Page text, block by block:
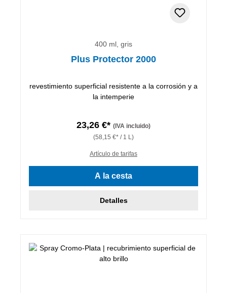
400 ml, gris
Plus Protector 2000
revestimiento superficial resistente a la corrosión y a
la intemperie
23,26 €* (IVA incluido)
(58,15 €* / 1 L)
Artículo de tarifas
A la cesta
Detalles